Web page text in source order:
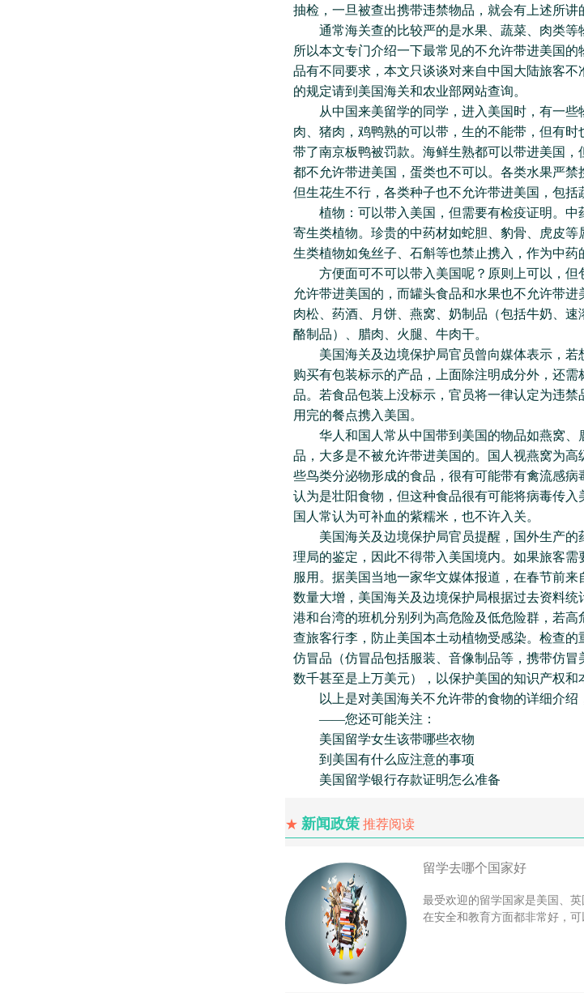
抽检，一旦被查出携带违禁物品，就会有上述所讲
通常海关查的比较严的是水果、蔬菜、肉类等
所以本文专门介绍一下最常见的不允许带进美国
品有不同要求，本文只谈谈对来自中国大陆旅客
的规定请到美国海关和农业部网站查询。
从中国来美留学的同学，进入美国时，有一些
肉、猪肉，鸡鸭熟的可以带，生的不能带，但有
带了南京板鸭被罚款。海鲜生熟都可以带进美国
都不允许带进美国，蛋类也不可以。各类水果严禁
但生花生不行，各类种子也不允许带进美国，包括
植物：可以带入美国，但需要有检疫证明。中
寄生类植物。珍贵的中药材如蛇胆、豹骨、虎皮
生类植物如兔丝子、石斛等也禁止携入，作为中药
方便面可不可以带入美国呢？原则上可以，但
允许带进美国的，而罐头食品和水果也不允许带进
肉松、药酒、月饼、燕窝、奶制品（包括牛奶、
酪制品）、腊肉、火腿、牛肉干。
美国海关及边境保护局官员曾向媒体表示，若
购买有包装标示的产品，上面除注明成分外，还
品。若食品包装上没标示，官员将一律认定为违
用完的餐点携入美国。
华人和国人常从中国带到美国的物品如燕窝、
品，大多是不被允许带进美国的。国人视燕窝为
些鸟类分泌物形成的食品，很有可能带有禽流感病
认为是壮阳食物，但这种食品很有可能将病毒传入
国人常认为可补血的紫糯米，也不许入关。
美国海关及边境保护局官员提醒，国外生产的
理局的鉴定，因此不得带入美国境内。如果旅客
服用。据美国当地一家华文媒体报道，在春节前
数量大增，美国海关及边境保护局根据过去资料
港和台湾的班机分别列为高危险及低危险群，若
查旅客行李，防止美国本土动植物受感染。检查
仿冒品（仿冒品包括服装、音像制品等，携带仿
数千甚至是上万美元），以保护美国的知识产权和
以上是对美国海关不允许带的食物的详细介绍
——您还可能关注：
美国留学女生该带哪些衣物
到美国有什么应注意的事项
美国留学银行存款证明怎么准备
★ 新闻政策 推荐阅读
留学去哪个国家好
最受欢迎的留学国家是美国、
在安全和教育方面都非常好，